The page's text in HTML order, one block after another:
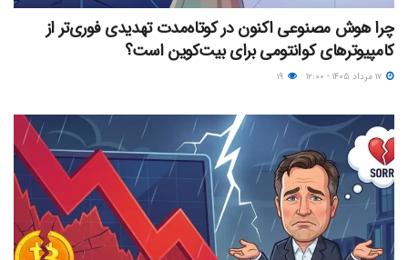
چرا هوش مصنوعی اکنون در کوتاه‌مدت تهدیدی فوری‌تر از
کامپیوترهای کوانتومی برای بیت‌کوین است؟